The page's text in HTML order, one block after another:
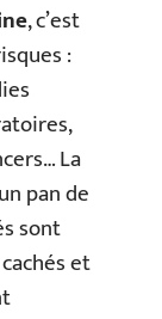
, c’est
:
La
pan de
sont
et